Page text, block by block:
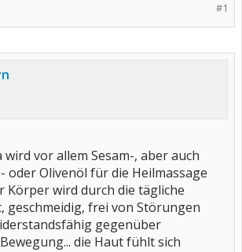
#1
wird vor allem Sesam-, aber auch
oder Olivenöl für die Heilmassage
Körper wird durch die tägliche
geschmeidig, frei von Störungen
gegenüber
die Haut fühlt sich